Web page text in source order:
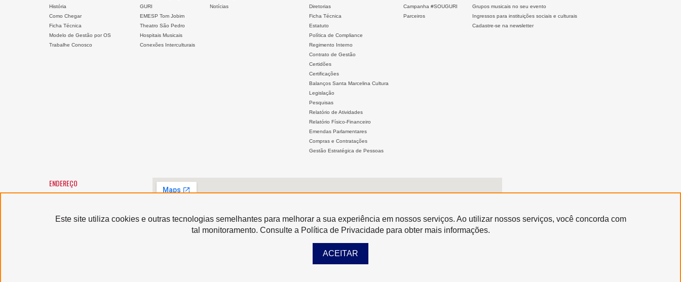
História
Como Chegar
Ficha Técnica
Modelo de Gestão por OS
Trabalhe Conosco
GURI
EMESP Tom Jobim
Theatro São Pedro
Hospitais Musicais
Conexões Interculturais
Notícias
Diretorias
Ficha Técnica
Estatuto
Política de Compliance
Regimento Interno
Contrato de Gestão
Certidões
Certificações
Balanços Santa Marcelina Cultura
Legislação
Pesquisas
Relatório de Atividades
Relatório Físico-Financeiro
Emendas Parlamentares
Compras e Contratações
Gestão Estratégica de Pessoas
Campanha #SOUGURI
Parceiros
Grupos musicais no seu evento
Ingressos para instituições sociais e culturais
Cadastre-se na newsletter
ENDEREÇO
Este site utiliza cookies e outras tecnologias semelhantes para melhorar a sua experiência em nossos serviços. Ao utilizar nossos serviços, você concorda com
tal monitoramento. Consulte a Política de Privacidade para obter mais informações.
ACEITAR